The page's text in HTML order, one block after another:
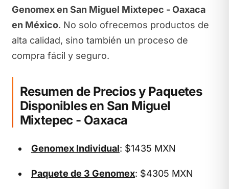
Genomex en San Miguel Mixtepec - Oaxaca
en México. No solo ofrecemos productos de
alta calidad, sino también un proceso de
compra fácil y seguro.
Resumen de Precios y Paquetes
Disponibles en San Miguel
Mixtepec - Oaxaca
Genomex Individual: $1435 MXN
Paquete de 3 Genomex: $4305 MXN